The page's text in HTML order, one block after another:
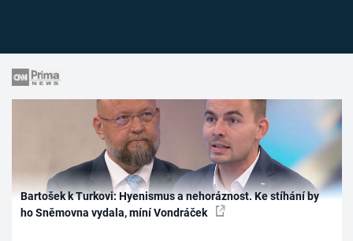
Bartošek k Turkovi: Hyenismus a nehoráznost. Ke stíhání by
ho Sněmovna vydala, míní Vondráček